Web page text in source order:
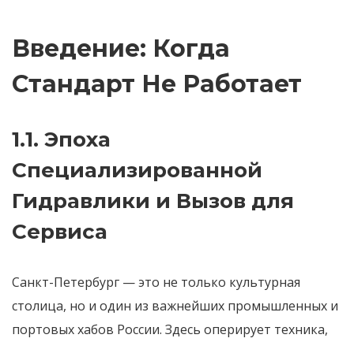
Введение: Когда
Стандарт Не Работает
1.1. Эпоха
Специализированной
Гидравлики и Вызов для
Сервиса
Санкт-Петербург — это не только культурная
столица, но и один из важнейших промышленных и
портовых хабов России. Здесь оперирует техника,